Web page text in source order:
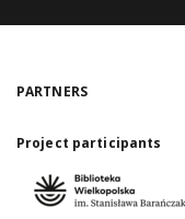
PARTNERS
Project participants